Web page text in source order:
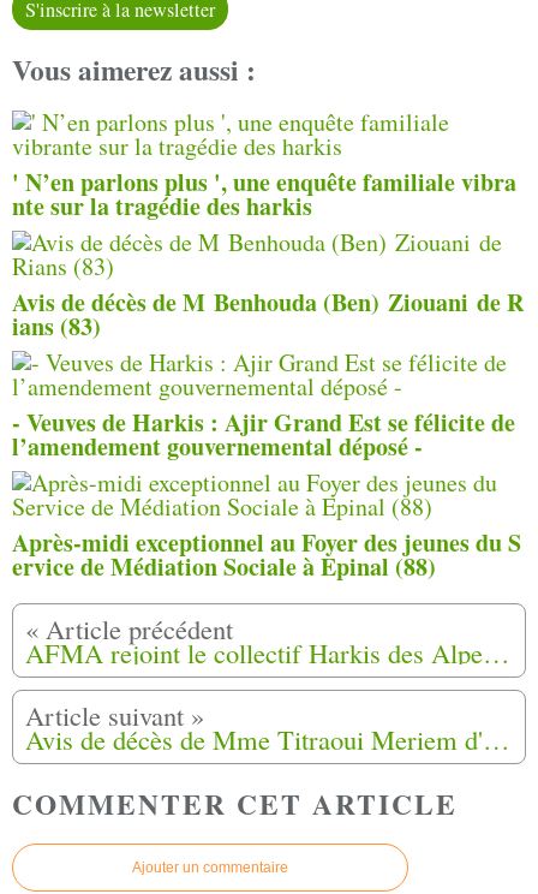
S'inscrire à la newsletter
Vous aimerez aussi :
' N’en parlons plus ', une enquête familiale vibra
nte sur la tragédie des harkis
Avis de décès de M Benhouda (Ben) Ziouani de R
ians (83)
- Veuves de Harkis : Ajir Grand Est se félicite de
l’amendement gouvernemental déposé -
Après-midi exceptionnel au Foyer des jeunes du S
ervice de Médiation Sociale à Epinal (88)
AFMA rejoint le collectif Harkis des Alpes Maritimes (06)
Avis de décès de Mme Titraoui Meriem d'Aix-en-Provence (13)
COMMENTER CET ARTICLE
Ajouter un commentaire